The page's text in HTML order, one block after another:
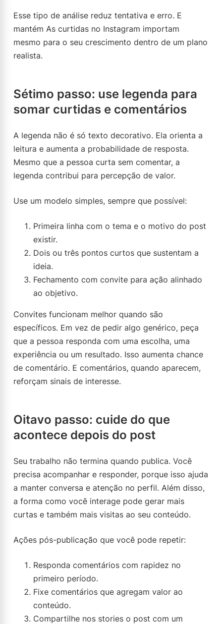
Esse tipo de análise reduz tentativa e erro. E
mantém As curtidas no Instagram importam
mesmo para o seu crescimento dentro de um plano
realista.
Sétimo passo: use legenda para
somar curtidas e comentários
A legenda não é só texto decorativo. Ela orienta a
leitura e aumenta a probabilidade de resposta.
Mesmo que a pessoa curta sem comentar, a
legenda contribui para percepção de valor.
Use um modelo simples, sempre que possível:
Primeira linha com o tema e o motivo do post
existir.
Dois ou três pontos curtos que sustentam a
ideia.
Fechamento com convite para ação alinhado
ao objetivo.
Convites funcionam melhor quando são
específicos. Em vez de pedir algo genérico, peça
que a pessoa responda com uma escolha, uma
experiência ou um resultado. Isso aumenta chance
de comentário. E comentários, quando aparecem,
reforçam sinais de interesse.
Oitavo passo: cuide do que
acontece depois do post
Seu trabalho não termina quando publica. Você
precisa acompanhar e responder, porque isso ajuda
a manter conversa e atenção no perfil. Além disso,
a forma como você interage pode gerar mais
curtas e também mais visitas ao seu conteúdo.
Ações pós-publicação que você pode repetir:
Responda comentários com rapidez no
primeiro período.
Fixe comentários que agregam valor ao
conteúdo.
Compartilhe nos stories o post com um